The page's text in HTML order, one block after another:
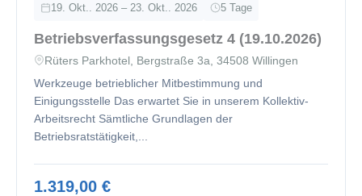
19. Okt.. 2026 – 23. Okt.. 2026 5 Tage
Betriebsverfassungsgesetz 4 (19.10.2026)
Rüters Parkhotel, Bergstraße 3a, 34508 Willingen
Werkzeuge betrieblicher Mitbestimmung und
Einigungsstelle Das erwartet Sie in unserem Kollektiv-
Arbeitsrecht Sämtliche Grundlagen der
Betriebsratstätigkeit,...
1.319,00 €